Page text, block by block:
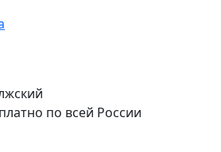
по всей России